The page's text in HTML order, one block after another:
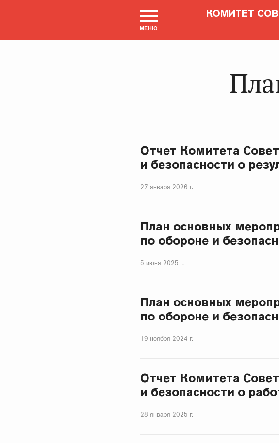
МЕНЮ
КОМИТЕТ
Отчет Комитета
и безопасности о
27 января 2026 г.
План основных
по обороне и
5 июня 2025 г.
План основных
по обороне и
19 ноября 2024 г.
Отчет Комитета
и безопасности о
28 января 2025 г.